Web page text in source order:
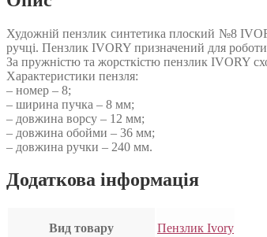
Художній пензлик синтетика плоский №8
ручці. Пензлик IVORY призначений для
За пружністю та жорсткістю пензлик IVORY
Характеристики пензля:
– номер – 8;
– ширина пучка – 8 мм;
– довжина ворсу – 12 мм;
– довжина обойми – 36 мм;
– довжина ручки – 240 мм.
Додаткова інформація
Вид товару Пензлик Ivory